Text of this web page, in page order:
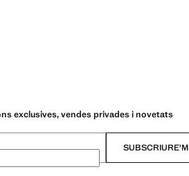
exclusives, vendes privades i novetats
SUBSCRIURE'M